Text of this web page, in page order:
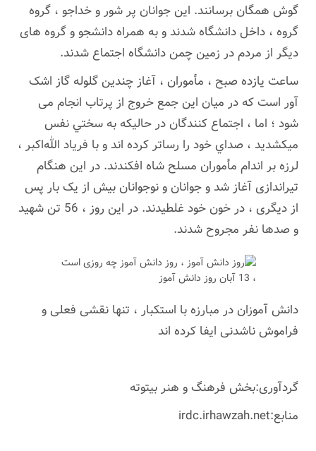
گوش همگان برسانند. این جوانان پر شور و خداجو ، گروه
گروه ، داخل دانشگاه شدند و به همراه دانشجو و گروه های
دیگر از مردم در زمين چمن دانشگاه اجتماع شدند.
ساعت یازده صبح ، مأموران ، آغاز چندین گلوله گاز اشک
آور است که در میان این جمع خروج از پرتاب انجام می
شود ؛ اما ، اجتماع كنندگان در حاليكه به سختي نفس
ميكشديد ، صداي خود را رساتر كرده اند و با فرياد الله‌اكبر ،
لرزه بر اندام مأموران مسلح شاه افکندند. در این هنگام
تیراندازی آغاز شد و جوانان و نوجوانان بیش از یک بار پس
از دیگری ، در خون خود غلطیدند. در این روز ، 56 تن شهید
و صدها نفر مجروح شدند.
دانش آموزان در مبارزه با استکبار ، تنها نقشی فعلی و
فراموش ناشدنی ایفا کرده اند
گردآوری:بخش فرهنگ و هنر بیتوته
منابع:irdc.irhawzah.net